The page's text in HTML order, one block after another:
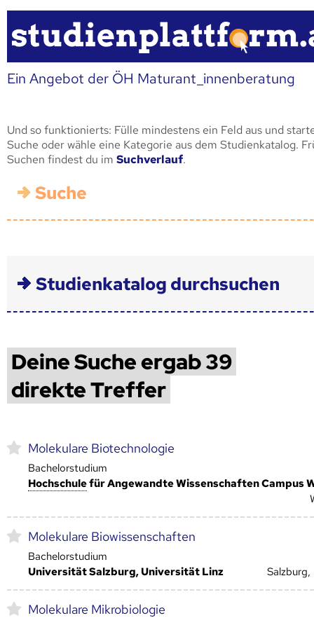
Ein Angebot der ÖH Maturant_innenberatung
Und so funktionierts: Fülle mindestens ein Feld aus und
Suche oder wähle eine Kategorie aus dem Studienkatalog.
Suchen findest du im Suchverlauf.
Suche
Studienkatalog durchsuchen
Deine Suche ergab 39
direkte Treffer
Molekulare Biotechnologie
Bachelorstudium
Hoch­schulefür Angewandte Wissenschaften Campus
Molekulare Biowissenschaften
Bachelorstudium
Universität Salzburg, Universität Linz
Salzburg,
Molekulare Mikrobiologie